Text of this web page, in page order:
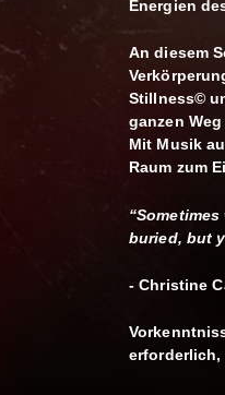
Energien
An diesem
Stillness©
ganzen
Mit Musik
Raum zum
buried, but
- Christine